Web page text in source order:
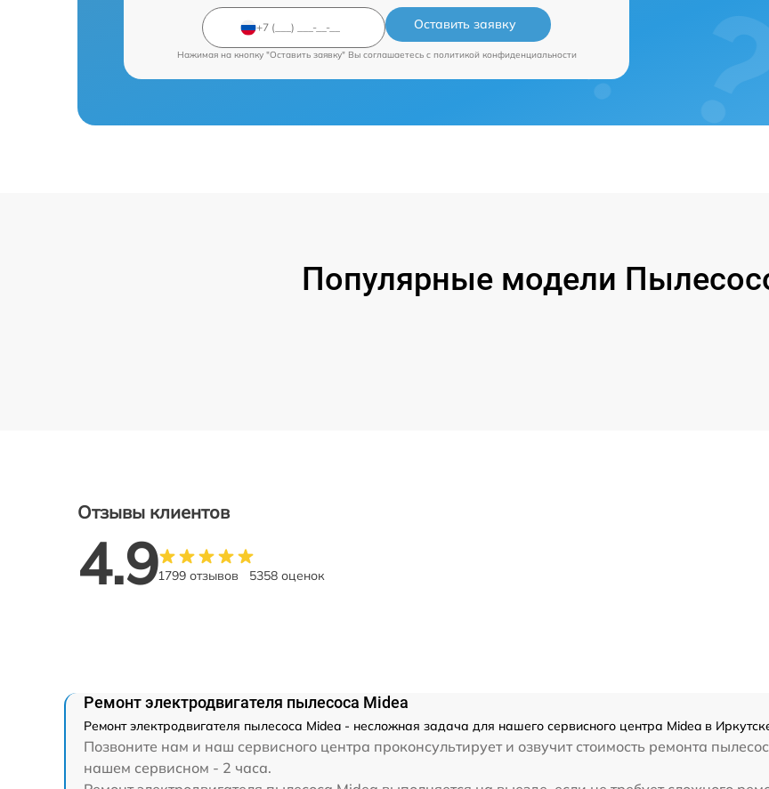
Оставить заявку
Нажимая на кнопку "Оставить заявку" Вы соглашаетесь c политикой конфиденциальности
Популярные модели
Отзывы клиентов
4.91799 отзывов 5358 оценок
Ремонт электродвигателя пылесоса Midea
Ремонт электродвигателя пылесоса Midea - несложная задача для нашего сервисного центра Midea в
Позвоните нам и наш сервисного центра проконсультирует и озвучит стоимость ремонта
нашем сервисном - 2 часа.